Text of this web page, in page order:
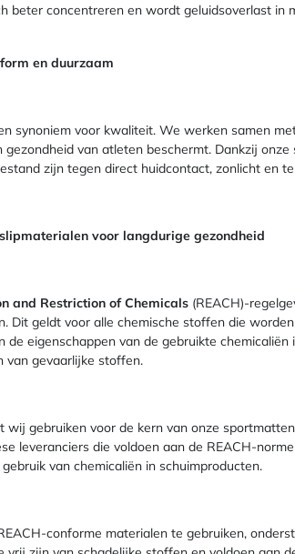
beter concentreren en wordt geluidsoverlast
en duurzaam
synoniem voor kwaliteit. We werken samen
van atleten beschermt. Dankzij
zijn tegen direct huidcontact, zonlicht en
voor langdurige gezondheid
and Restriction of Chemicals (REACH)-
Dit geldt voor alle chemische stoffen die
de eigenschappen van de gebruikte
van gevaarlijke stoffen.
gebruiken voor de kern van onze
leveranciers die voldoen aan de REACH-
van chemicaliën in schuimproducten.
conforme materialen te gebruiken,